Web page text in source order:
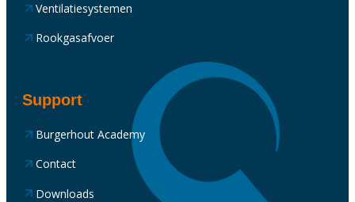
Ventilatiesystemen
Rookgasafvoer
Support
Burgerhout Academy
Contact
Downloads